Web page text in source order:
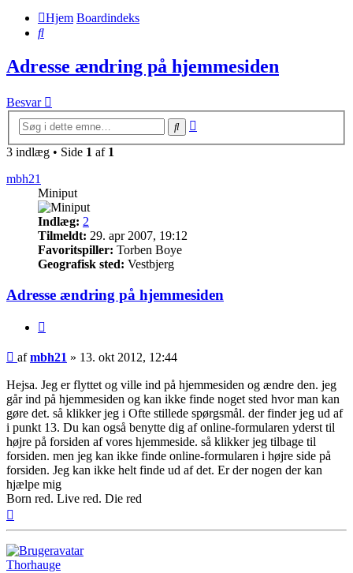
Hjem Boardindeks
Søg
Adresse ændring på hjemmesiden
Besvar
Søg
3 indlæg • Side 1 af 1
mbh21
Miniput
Indlæg: 2
Tilmeldt: 29. apr 2007, 19:12
Favoritspiller: Torben Boye
Geografisk sted: Vestbjerg
Adresse ændring på hjemmesiden
Indlæg
afmbh21 » 13. okt 2012, 12:44
Hejsa. Jeg er flyttet og ville ind på hjemmesiden og ændre den. jeg
går ind på hjemmesiden og kan ikke finde noget sted hvor man kan
gøre det. så klikker jeg i Ofte stillede spørgsmål. der finder jeg ud af
i punkt 13. Du kan også benytte dig af online-formularen yderst til
højre på forsiden af vores hjemmeside. så klikker jeg tilbage til
forsiden. men jeg kan ikke finde online-formularen i højre side på
forsiden. Jeg kan ikke helt finde ud af det. Er der nogen der kan
hjælpe mig
Born red. Live red. Die red
Thorhauge